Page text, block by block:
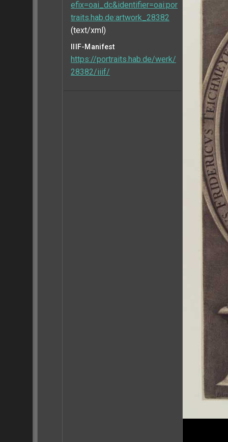
efix=oai_dc&identifier=oai:por
traits.hab.de:artwork_28382
(text/xml)
IIIF-Manifest
https://portraits.hab.de/werk/
28382/iiif/